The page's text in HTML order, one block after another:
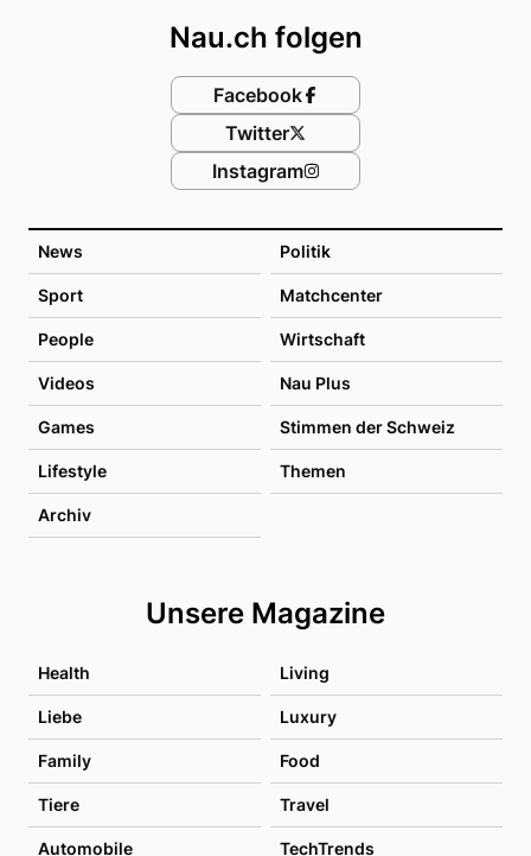
News Politik
Sport Matchcenter
People Wirtschaft
Videos Nau Plus
Games Stimmen der Schweiz
Lifestyle Themen
Archiv
Unsere Magazine
Health Living
Liebe Luxury
Family Food
Tiere Travel
Automobile TechTrends
Nau.ch folgen
Facebook
Twitter
Instagram